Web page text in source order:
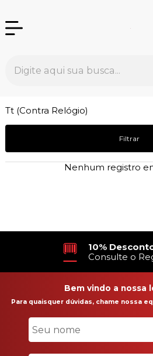
Tt (Contra Relógio)
Filtrar
Nenhum registro
10%
Consulte o
Bem vindo a nossa
Para quaisquer dúvidas, chame nossa